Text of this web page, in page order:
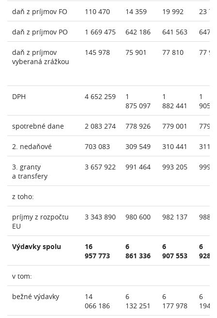
daň z príjmov FO 110 470 14 359 19 992 23
daň z príjmov PO 1 669 475 642 186 641 563 647
daň z príjmov
vyberaná zrážkou
145 978 75 901 77 810 77
DPH 4 652 259
1
875 097
1
882 441
1
905
spotrebné dane 2 083 274 778 926 779 001 779
2. nedaňové 703 083 309 549 310 441 311
3. granty
a transfery
3 657 922 991 464 993 205 999
z toho:
príjmy z rozpočtu
EU
3 343 890 980 600 982 137 988
Výdavky spolu
16
957 773
6
861 336
6
907 553
6
928
v tom:
bežné výdavky
14
066 186
6
132 251
6
177 978
6
194